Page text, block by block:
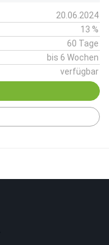
20.06.2024
13 %
60 Tage
bis 6 Wochen
verfügbar